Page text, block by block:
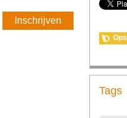
Inschrijven
Tags